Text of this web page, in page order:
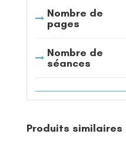
Nombre de
pages
Nombre de
séances
Produits similaires